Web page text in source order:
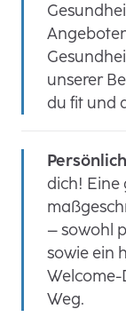
unserer
du fit und
dich! Eine
– sowohl
sowie ein
Welcome-
Weg.